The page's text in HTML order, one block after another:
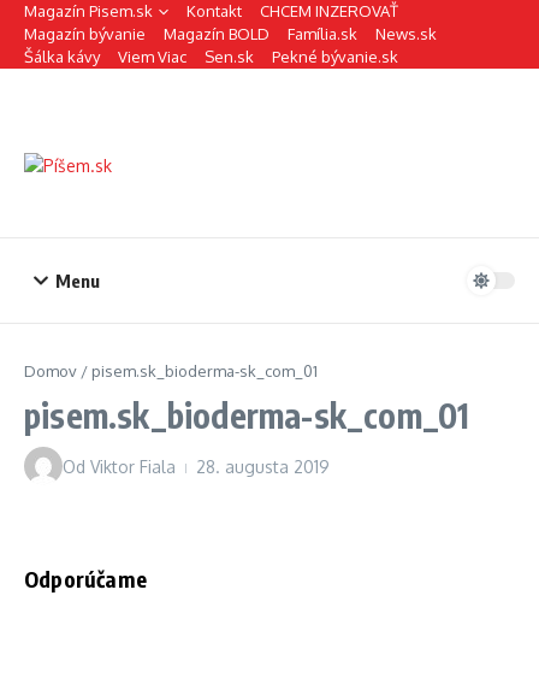
Preskočiť na obsah
Magazín Pisem.sk Kontakt
CHCEM INZEROVAŤ
Magazín bývanie
Magazín BOLD Família.sk
News.sk
Šálka kávy
Viem Viac Sen.sk Pekné bývanie.sk
Menu
Domov / pisem.sk_bioderma-sk_com_01
pisem.sk_bioderma-sk_com_01
Od Viktor Fiala 28. augusta 2019
Odporúčame